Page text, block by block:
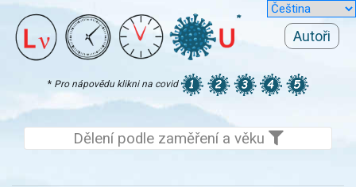
Autoři
* Pro nápovědu klikni na covid
Dělení podle zaměření a věku